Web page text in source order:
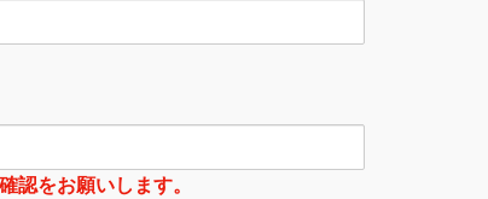
認をお願いします。